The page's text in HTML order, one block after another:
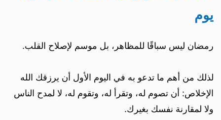
يوم
رمضان ليس سباقًا للمظاهر، بل موسم لإصلاح القلب.
لذلك من أهم ما تدعو به في اليوم الأول أن يرزقك الله
الإخلاص: أن تصوم له، وتقرأ له، وتقوم له، لا لمدح الناس
ولا لمقارنة نفسك بغيرك.